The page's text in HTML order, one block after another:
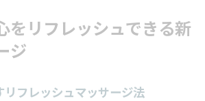
をリフレッシュできる新
ジ
リフレッシュマッサージ法